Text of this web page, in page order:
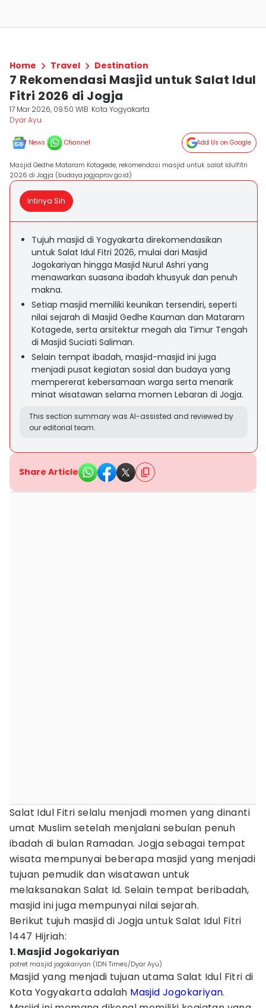
Home Travel Destination
7 Rekomendasi Masjid untuk Salat Idul
Fitri 2026 di Jogja
17 Mar 2026, 09:50 WIB Kota Yogyakarta
Dyar Ayu
News Channel Add Us on Google
Masjid Gedhe Mataram Kotagede, rekomendasi masjid untuk salat Idulfitri
2026 di Jogja (budaya.jogjaprov.go.id)
Intinya Sih
Tujuh masjid di Yogyakarta direkomendasikan
untuk Salat Idul Fitri 2026, mulai dari Masjid
Jogokariyan hingga Masjid Nurul Ashri yang
menawarkan suasana ibadah khusyuk dan penuh
makna.
Setiap masjid memiliki keunikan tersendiri, seperti
nilai sejarah di Masjid Gedhe Kauman dan Mataram
Kotagede, serta arsitektur megah ala Timur Tengah
di Masjid Suciati Saliman.
Selain tempat ibadah, masjid-masjid ini juga
menjadi pusat kegiatan sosial dan budaya yang
mempererat kebersamaan warga serta menarik
minat wisatawan selama momen Lebaran di Jogja.
This section summary was AI-assisted and reviewed by
our editorial team.
Share Article
Salat Idul Fitri selalu menjadi momen yang dinanti
umat Muslim setelah menjalani sebulan penuh
ibadah di bulan Ramadan. Jogja sebagai tempat
wisata mempunyai beberapa masjid yang menjadi
tujuan pemudik dan wisatawan untuk
melaksanakan Salat Id. Selain tempat beribadah,
masjid ini juga mempunyai nilai sejarah.
Berikut tujuh masjid di Jogja untuk Salat Idul Fitri
1447 Hijriah:
1. Masjid Jogokariyan
potret masjid jogokariyan (IDN Times/Dyar Ayu)
Masjid yang menjadi tujuan utama Salat Idul Fitri di
Kota Yogyakarta adalah Masjid Jogokariyan.